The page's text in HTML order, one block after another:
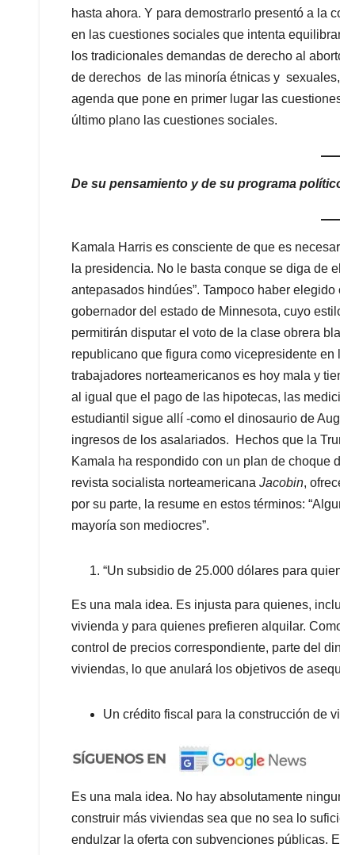
hasta ahora. Y para demostrarlo presentó a la
en las cuestiones sociales que intenta
los tradicionales demandas de derecho al
de derechos de las minoría étnicas y
agenda que pone en primer lugar las
último plano las cuestiones sociales.
De su pensamiento y de su programa
Kamala Harris es consciente de que es
la presidencia. No le basta conque se diga de
antepasados hindúes”. Tampoco haber
gobernador del estado de Minnesota, cuyo
permitirán disputar el voto de la clase obrera
republicano que figura como vicepresidente
trabajadores norteamericanos es hoy mala y
al igual que el pago de las hipotecas, las
estudiantil sigue allí -como el dinosaurio de
ingresos de los asalariados. Hechos que la
Kamala ha respondido con un plan de choque
revista socialista norteamericana Jacobin,
por su parte, la resume en estos términos:
mayoría son mediocres”.
“Un subsidio de 25.000 dólares para
Es una mala idea. Es injusta para quienes,
vivienda y para quienes prefieren alquilar.
control de precios correspondiente, parte del
viviendas, lo que anulará los objetivos de
Un crédito fiscal para la construcción de
Es una mala idea. No hay absolutamente
construir más viviendas sea que no sea lo
endulzar la oferta con subvenciones públicas.